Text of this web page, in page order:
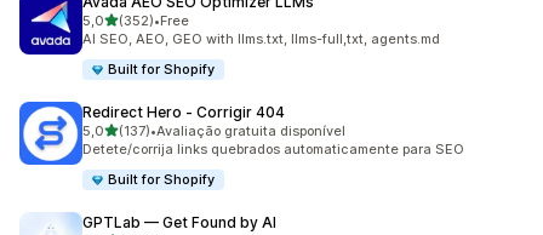
5,0de 5 estrelas
(352)
352 total de avaliações
•Free
AI SEO, AEO, GEO with llms.txt, llms-full,txt, agents.md
Built for Shopify
Redirect Hero ‑ Corrigir 404
5,0de 5 estrelas
(137)
137 total de avaliações
•Avaliação gratuita disponível
Detete/corrija links quebrados automaticamente para SEO
Built for Shopify
GPTLab — Get Found by AI